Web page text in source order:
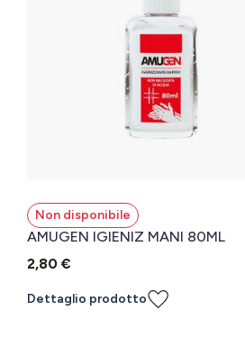
Non disponibile
AMUGEN IGIENIZ MANI 80ML
2,80 €
Dettaglio prodotto